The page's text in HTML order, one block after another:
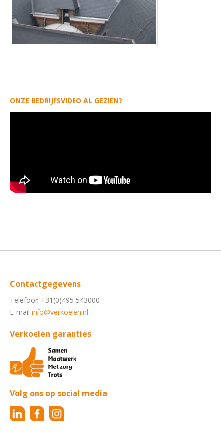
ONZE BEDRIJFSVIDEO AL GEZIEN?
Contactgegevens
Telefoon +31(0)495-543000
E-mail info@verkoelen.nl
Verkoelen garanties
Volg ons op social media